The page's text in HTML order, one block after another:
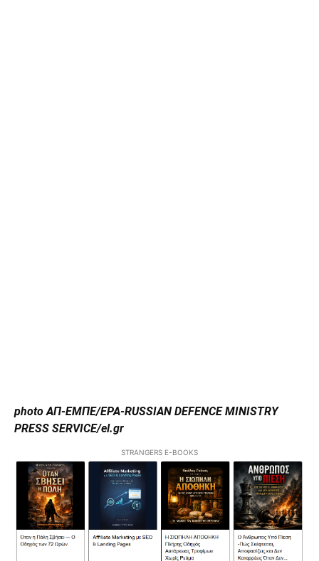
photo ΑΠ-ΕΜΠΕ/EPA-RUSSIAN DEFENCE MINISTRY
PRESS SERVICE/el.gr
STRANGERS E-BOOKS